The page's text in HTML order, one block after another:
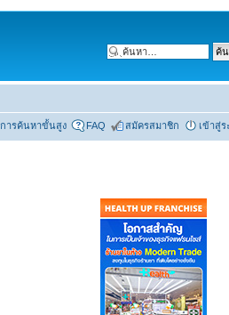
การค้นหาขั้นสูง FAQ สมัครสมาชิก เข้าสู่